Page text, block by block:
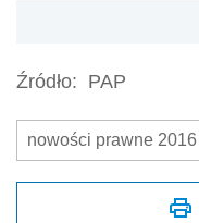
Źródło: PAP
nowości prawne 2016